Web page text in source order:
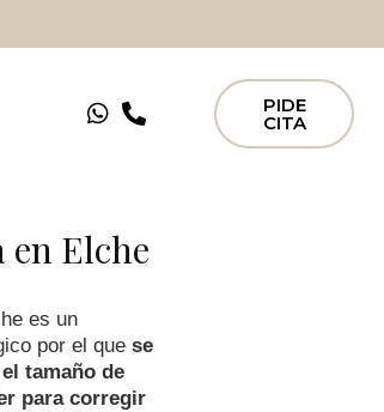
PIDE
CITA
Elche
es un
por el que se
tamaño de
para corregir